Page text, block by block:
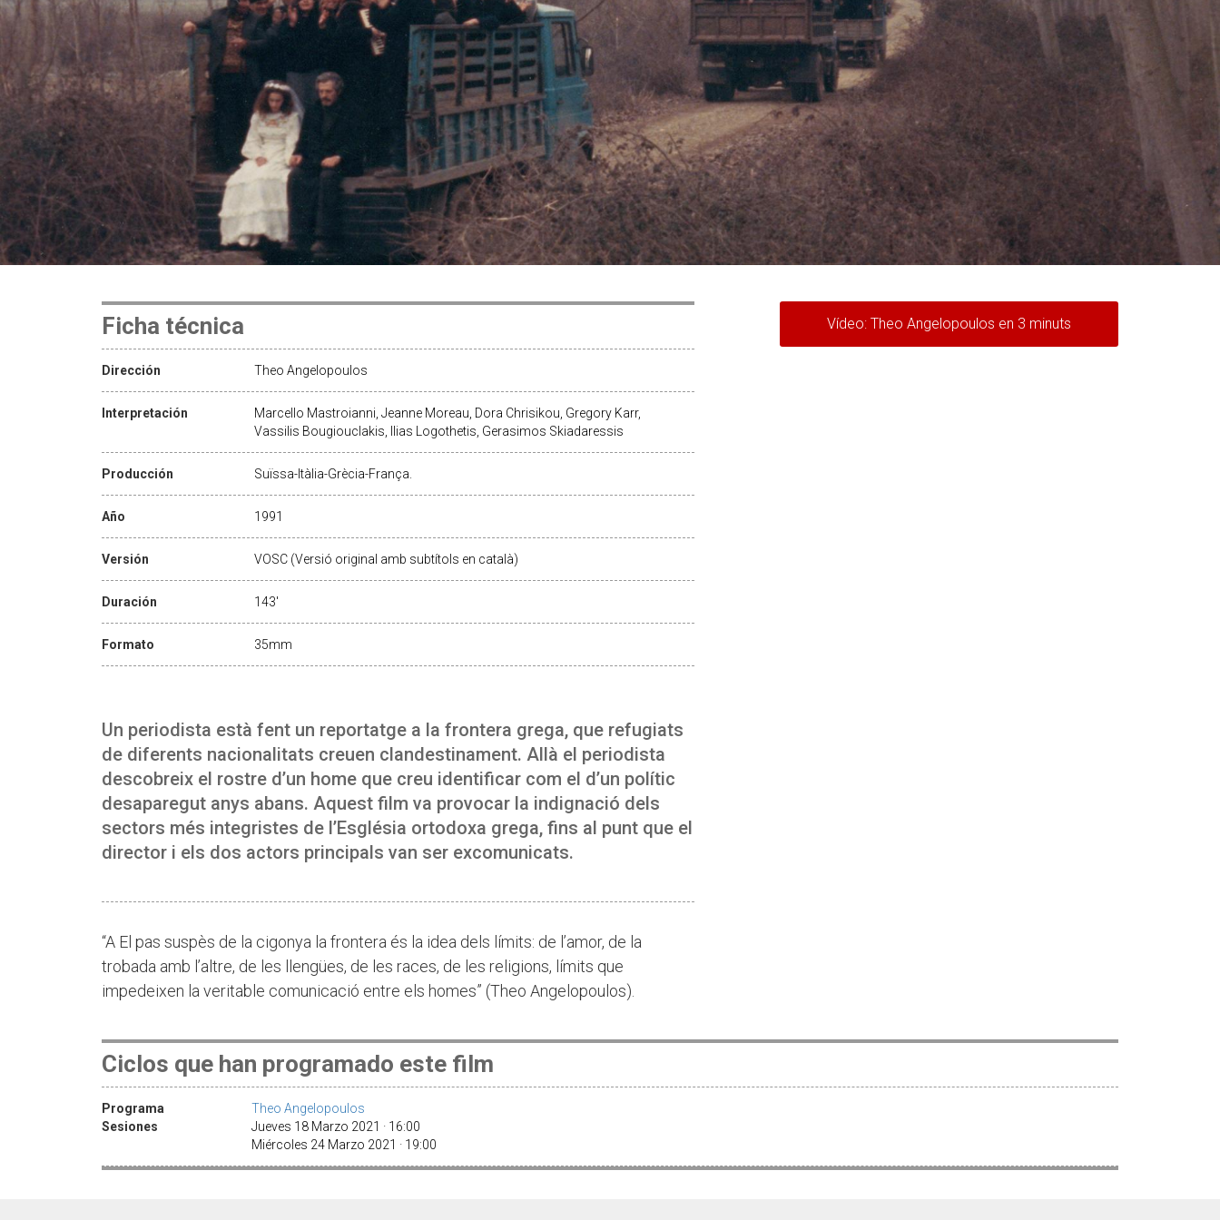
Ficha técnica
Dirección Theo Angelopoulos
Interpretación
Marcello Mastroianni, Jeanne Moreau, Dora Chrisikou, Gregory Karr,
Vassilis Bougiouclakis, Ilias Logothetis, Gerasimos Skiadaressis
Producción Suïssa-Itàlia-Grècia-França.
Año 1991
Versión VOSC (Versió original amb subtítols en català)
Duración 143'
Formato 35mm
Un periodista està fent un reportatge a la frontera grega, que refugiats
de diferents nacionalitats creuen clandestinament. Allà el periodista
descobreix el rostre d’un home que creu identificar com el d’un polític
desaparegut anys abans. Aquest film va provocar la indignació dels
sectors més integristes de l’Església ortodoxa grega, fins al punt que el
director i els dos actors principals van ser excomunicats.
“A El pas suspès de la cigonya la frontera és la idea dels límits: de l’amor, de la
trobada amb l’altre, de les llengües, de les races, de les religions, límits que
impedeixen la veritable comunicació entre els homes” (Theo Angelopoulos).
Vídeo: Theo Angelopoulos en 3 minuts
Ciclos que han programado este film
Programa
Theo Angelopoulos
Sesiones
Jueves 18 Marzo 2021 · 16:00
Miércoles 24 Marzo 2021 · 19:00